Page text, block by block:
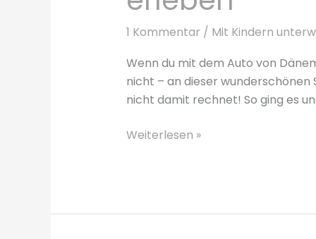
1 Kommentar / Mit Kindern
Wenn du mit dem Auto von
nicht – an dieser
nicht damit rechnet! So ging es
Das
Weiterlesen »